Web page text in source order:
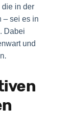
die in der
– sei es in
Dabei
und